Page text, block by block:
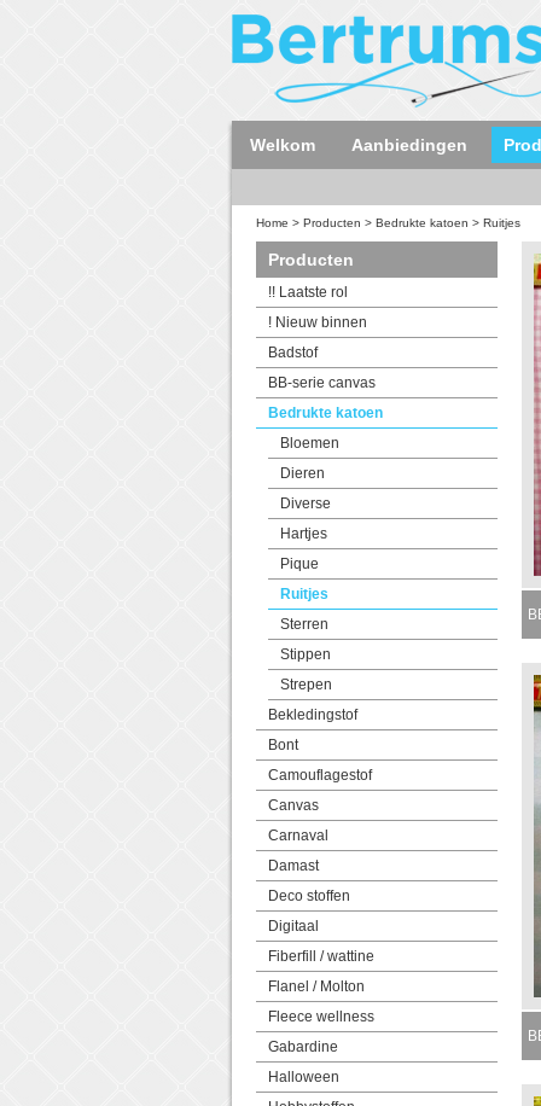
Welkom Aanbiedingen
Home > Producten > Bedrukte katoen > Ruitjes
Producten
!! Laatste rol
! Nieuw binnen
Badstof
BB-serie canvas
Bedrukte katoen
Bloemen
Dieren
Diverse
Hartjes
Pique
Ruitjes
Sterren
Stippen
Strepen
Bekledingstof
Bont
Camouflagestof
Canvas
Carnaval
Damast
Deco stoffen
Digitaal
Fiberfill / wattine
Flanel / Molton
Fleece wellness
Gabardine
Halloween